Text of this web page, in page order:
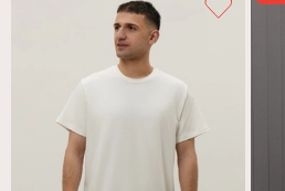
Сортировка